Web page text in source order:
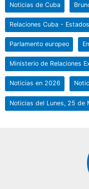
Noticias de Cuba
Relaciones Cuba -
Parlamento europeo
Ministerio de Relaciones
Noticias en 2026
Noticias del Lunes, 25 de